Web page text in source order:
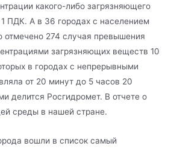
какого-либо загрязняющего
ПДК. А в 36 городах с населением
отмечено 274 случая превышения
загрязняющих веществ 10
в городах с непрерывными
от 20 минут до 5 часов 20
делится Росгидромет. В отчете о
среды в нашей стране.
вошли в список самый